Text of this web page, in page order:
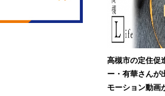
高槻市の定住促
ー・有華さんが
モーション動画